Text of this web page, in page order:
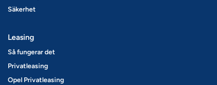
Säkerhet
Leasing
Så fungerar det
Privatleasing
Opel Privatleasing